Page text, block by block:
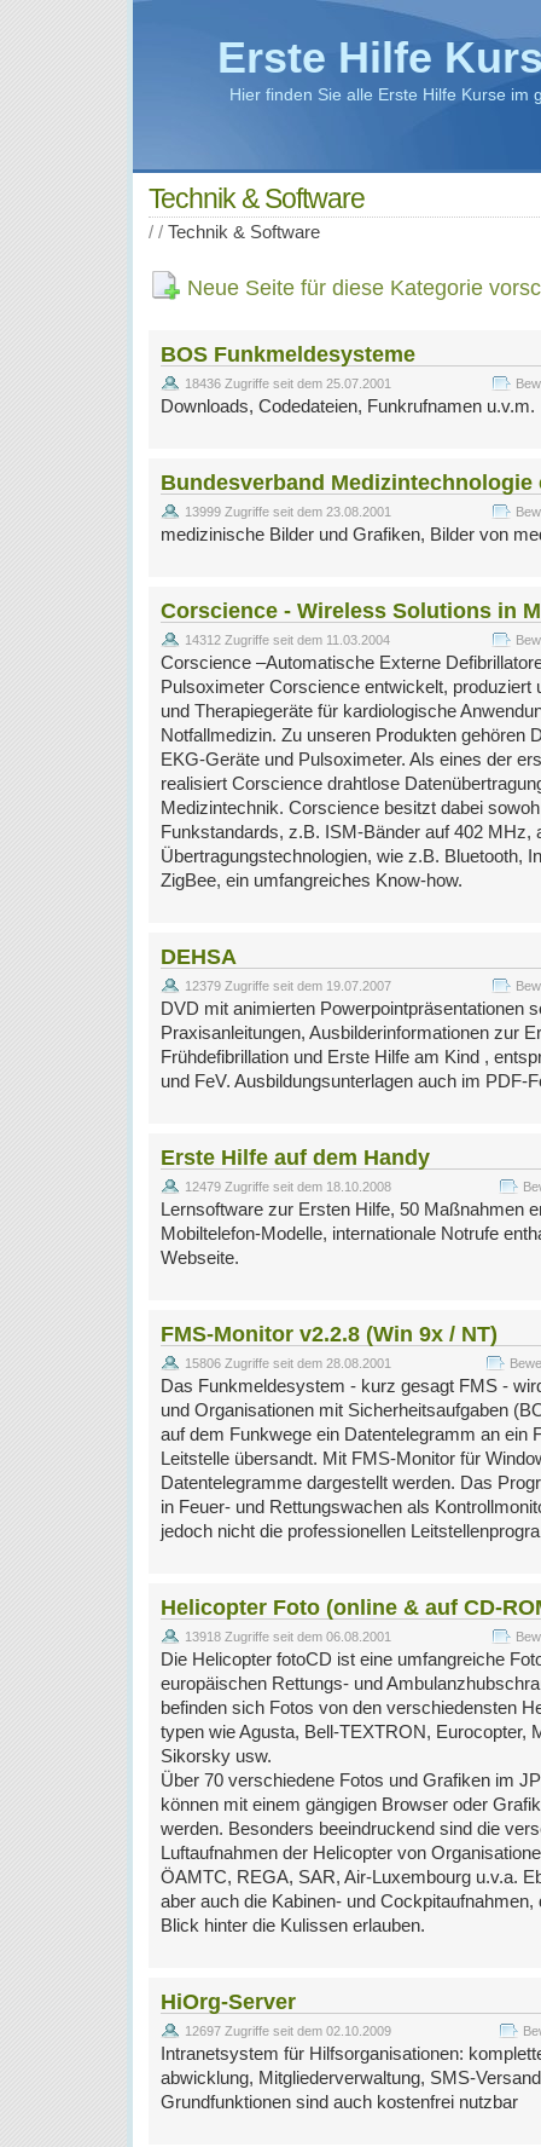
Erste Hilfe
Hier finden Sie alle Erste Hilfe Kurse im
Technik & Software
/ / Technik & Software
Neue Seite für diese Kategorie
BOS Funkmeldesysteme
18436 Zugriffe seit dem 25.07.2001
Downloads, Codedateien, Funkrufnamen u.v.m.
Bundesverband Medizintechnologie
13999 Zugriffe seit dem 23.08.2001
medizinische Bilder und Grafiken, Bilder von
Corscience - Wireless Solutions in
14312 Zugriffe seit dem 11.03.2004
Corscience –Automatische Externe
Pulsoximeter Corscience entwickelt, produziert
und Therapiegeräte für kardiologische
Notfallmedizin. Zu unseren Produkten gehören
EKG-Geräte und Pulsoximeter. Als eines der
realisiert Corscience drahtlose
Medizintechnik. Corscience besitzt dabei
Funkstandards, z.B. ISM-Bänder auf 402 MHz,
Übertragungstechnologien, wie z.B. Bluetooth,
ZigBee, ein umfangreiches Know-how.
DEHSA
12379 Zugriffe seit dem 19.07.2007
DVD mit animierten Powerpointpräsentationen
Praxisanleitungen, Ausbilderinformationen zur
Frühdefibrillation und Erste Hilfe am Kind ,
und FeV. Ausbildungsunterlagen auch im PDF-
Erste Hilfe auf dem Handy
12479 Zugriffe seit dem 18.10.2008
Lernsoftware zur Ersten Hilfe, 50 Maßnahmen
Mobiltelefon-Modelle, internationale Notrufe
Webseite.
FMS-Monitor v2.2.8 (Win 9x / NT)
15806 Zugriffe seit dem 28.08.2001
Das Funkmeldesystem - kurz gesagt FMS -
und Organisationen mit Sicherheitsaufgaben
auf dem Funkwege ein Datentelegramm an ein
Leitstelle übersandt. Mit FMS-Monitor für
Datentelegramme dargestellt werden. Das
in Feuer- und Rettungswachen als
jedoch nicht die professionellen
Helicopter Foto (online & auf CD-
13918 Zugriffe seit dem 06.08.2001
Die Helicopter fotoCD ist eine umfangreiche
europäischen Rettungs- und
befinden sich Fotos von den verschiedensten
typen wie Agusta, Bell-TEXTRON, Eurocopter,
Sikorsky usw.
Über 70 verschiedene Fotos und Grafiken im
können mit einem gängigen Browser oder
werden. Besonders beeindruckend sind die
Luftaufnahmen der Helicopter von
ÖAMTC, REGA, SAR, Air-Luxembourg u.v.a.
aber auch die Kabinen- und
Blick hinter die Kulissen erlauben.
HiOrg-Server
12697 Zugriffe seit dem 02.10.2009
Intranetsystem für Hilfsorganisationen:
abwicklung, Mitgliederverwaltung, SMS-
Grundfunktionen sind auch kostenfrei nutzbar